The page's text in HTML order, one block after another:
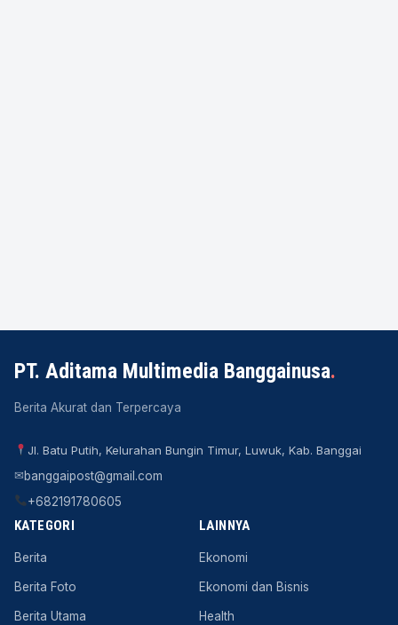
PT. Aditama Multimedia Banggainusa.
Berita Akurat dan Terpercaya
Jl. Batu Putih, Kelurahan Bungin Timur, Luwuk, Kab. Banggai
✉banggaipost@gmail.com
+682191780605
KATEGORI
Berita
Berita Foto
Berita Utama
LAINNYA
Ekonomi
Ekonomi dan Bisnis
Health